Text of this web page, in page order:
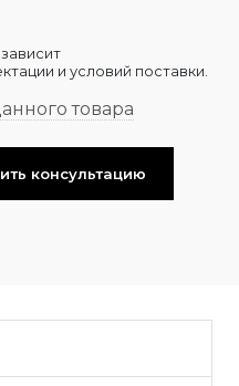
и условий поставки.
товара
консультацию